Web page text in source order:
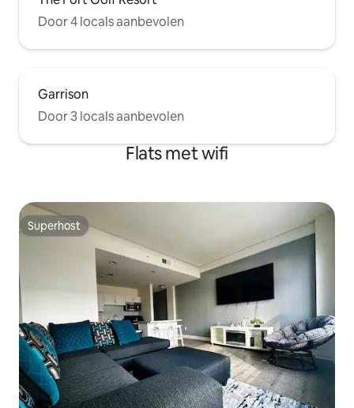
Door 4 locals aanbevolen
Garrison
Door 3 locals aanbevolen
Flats met wifi
Superhost
Superhost